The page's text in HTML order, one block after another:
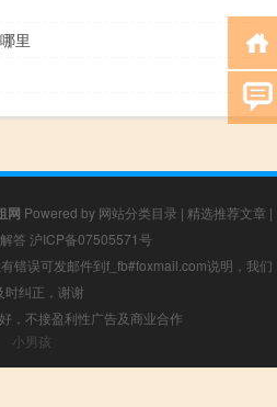
里
网 Powered by 网站分类目录 | 精选推荐文章 |
答 沪ICP备07505571号
错误可发邮件到f_fb#foxmail.com说明，我们
时纠正，谢谢
，不接盈利性广告及商业合作
小男孩